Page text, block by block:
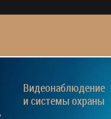
Видеонаблюдение
и системы охраны